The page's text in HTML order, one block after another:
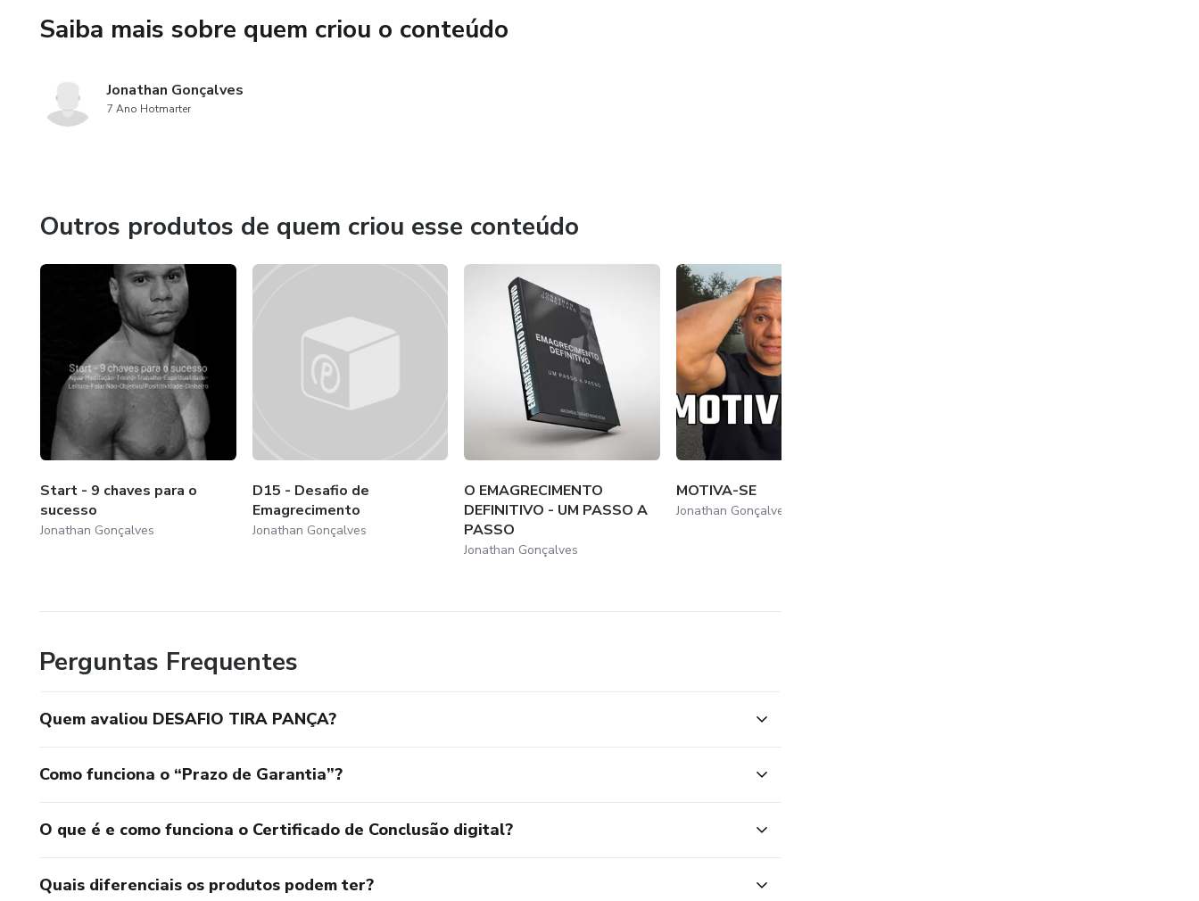
Saiba mais sobre quem criou o conteúdo
Jonathan Gonçalves
7 Ano Hotmarter
Outros produtos de quem criou esse conteúdo
Start - 9 chaves para o
sucesso
Jonathan Gonçalves
D15 - Desafio de
Emagrecimento
Jonathan Gonçalves
O EMAGRECIMENTO
DEFINITIVO - UM PASSO A
PASSO
Jonathan Gonçalves
MOTIVA-SE
Jonathan Gonçalves
Perguntas Frequentes
Quem avaliou DESAFIO TIRA PANÇA?
Como funciona o “Prazo de Garantia”?
O que é e como funciona o Certificado de Conclusão digital?
Quais diferenciais os produtos podem ter?